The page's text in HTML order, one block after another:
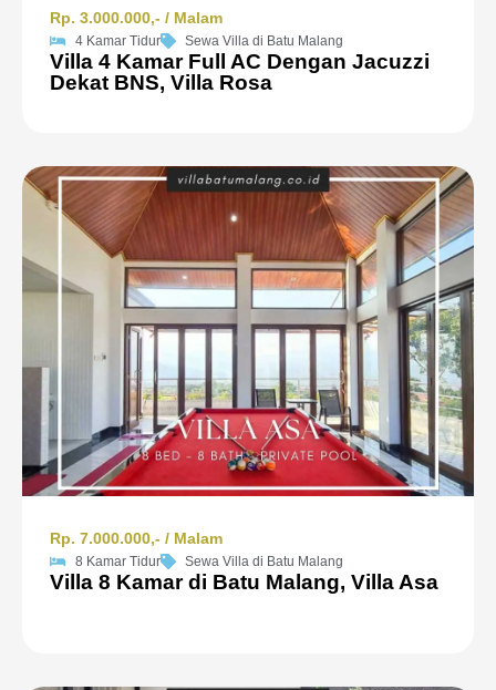
Rp. 3.000.000,- / Malam
4 Kamar Tidur Sewa Villa di Batu Malang
Villa 4 Kamar Full AC Dengan Jacuzzi
Dekat BNS, Villa Rosa
Rp. 7.000.000,- / Malam
8 Kamar Tidur Sewa Villa di Batu Malang
Villa 8 Kamar di Batu Malang, Villa Asa